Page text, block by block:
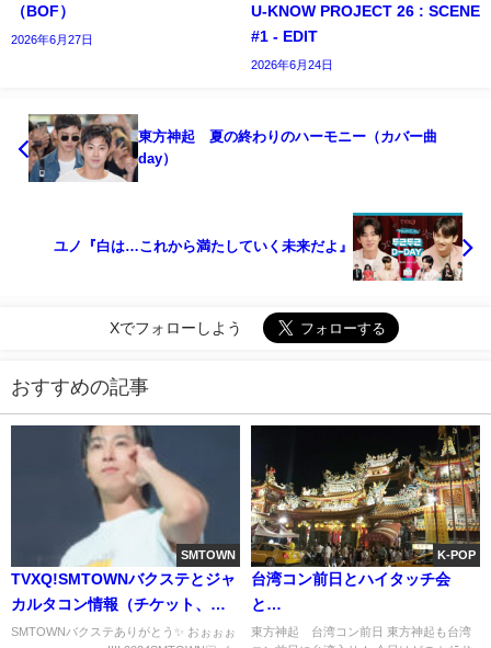
（BOF）
2026年6月27日
U-KNOW PROJECT 26 : SCENE
#1 - EDIT
2026年6月24日
東方神起 夏の終わりのハーモニー（カバー曲
day）
ユノ『白は…これから満たしていく未来だよ』
Xでフォローしよう
おすすめの記事
SMTOWN
TVXQ!SMTOWNバクステとジャ
カルタコン情報（チケット、サ
ウンドチェック）
SMTOWNバクステありがとう✨ おぉぉぉ
K-POP
台湾コン前日とハイタッチ会
と…
東方神起 台湾コン前日 東方神起も台湾